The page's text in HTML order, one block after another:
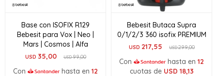
Base con ISOFIX R129
Bebesit para Vox | Neo |
Mars | Cosmos | Alfa
USD 35,00 USD99,00
Con hasta en 12
Bebesit Butaca Supra
0/1/2/3 360 isofix PREMIUM
USD 217,55 USD299,00
Con hasta en 12
cuotas de USD 18,13